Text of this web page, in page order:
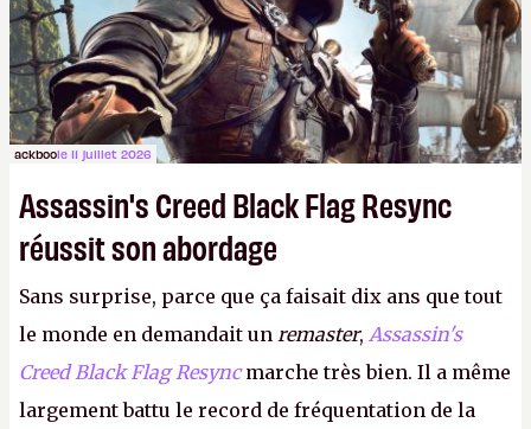
ackboole 11 juillet 2026
Assassin's Creed Black Flag Resync
réussit son abordage
Sans surprise, parce que ça faisait dix ans que tout
le monde en demandait un remaster, Assassin's
Creed Black Flag Resyncmarche très bien. Il a même
largement battu le record de fréquentation de la